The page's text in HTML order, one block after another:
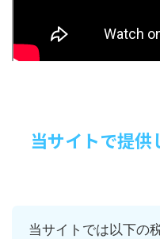
当サイトで提供
当サイトでは以下の